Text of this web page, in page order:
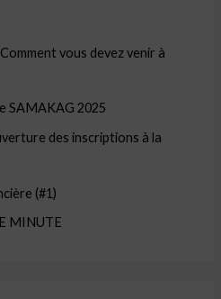
vous devez venir à
SAMAKAG 2025
des inscriptions à la
(#1)
MINUTE